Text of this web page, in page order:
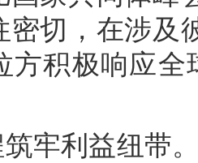
密切，在涉及
方积极响应
牢利益纽带